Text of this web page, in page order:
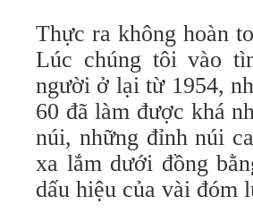
Thực ra không hoàn
Lúc chúng tôi vào
người ở lại từ 1954,
60 đã làm được khá
núi, những đỉnh núi
xa lắm dưới đồng
dấu hiệu của vài